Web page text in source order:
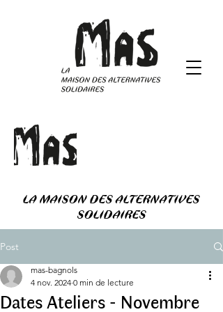
LA MAISON DES ALTERNATIVES
SOLIDAIRES
Post
Dates Ateliers - Novembre
mas-bagnols
4 nov. 2024 0 min de lecture